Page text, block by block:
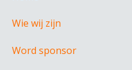
Wie wij zijn
Word sponsor